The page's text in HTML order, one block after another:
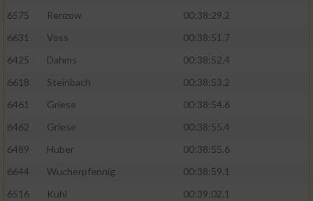
6575
Renzow
00:38:29.2
6631
Voss
00:38:51.7
6425
Dahms
00:38:52.4
6618
Steinbach
00:38:53.2
6461
Griese
00:38:54.6
6462
Griese
00:38:55.4
6489
Huber
00:38:55.6
6644
Wucherpfennig
00:38:59.1
6516
Kühl
00:39:02.1